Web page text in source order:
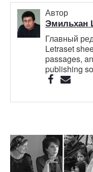
Автор
Эмильхан
Главный
Letraset
passages,
publishing